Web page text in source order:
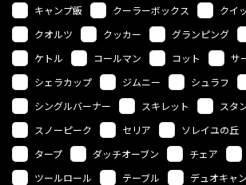
キャンプ飯
クーラーボックス
クイ
クオルツ
クッカー グランピング
ケトル
コールマン コット サ
シェラカップ
ジムニー シュラフ
シングルバーナー
スキレット スタ
スノーピーク
セリア ソレイユの丘
タープ
ダッチオーブン チェア
ツールロール
テーブル デュオキャ